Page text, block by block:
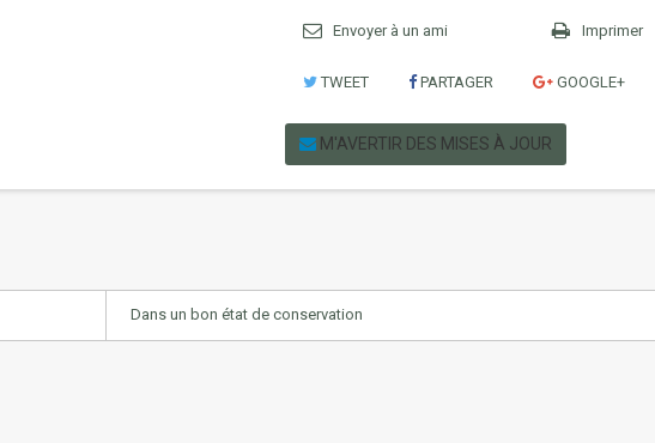
Envoyer à un ami Imprimer
TWEET PARTAGER GOOGLE+
M'AVERTIR DES MISES À JOUR
Dans un bon état de conservation